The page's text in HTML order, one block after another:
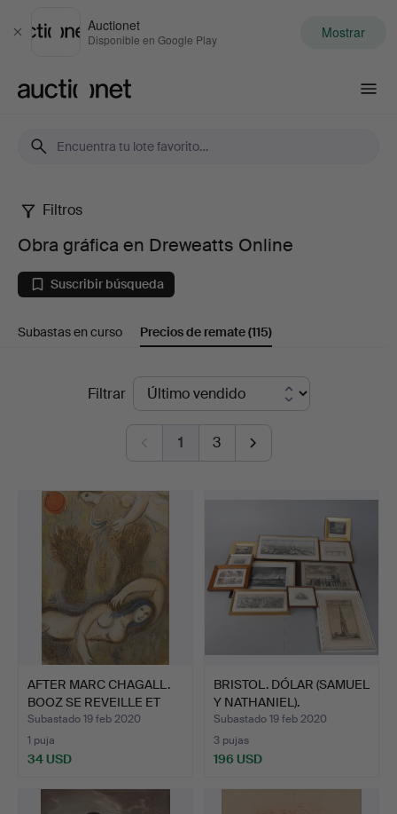
Cerrar
Auctionet
Disponible en Google Play Mostrar
Obra
gráfica
en
Dreweatts
Filtros
Obra gráfica en Dreweatts Online
Suscribir búsqueda
Subastas en curso Precios de remate(115)
Filtrar
1 3
AFTER MARC CHAGALL.
BOOZ SE REVEILLE ET
VO…
Subastado 19 feb 2020
1 puja
34 USD
BRISTOL. DÓLAR (SAMUEL
Y NATHANIEL).
Subastado 19 feb 2020
3 pujas
196 USD